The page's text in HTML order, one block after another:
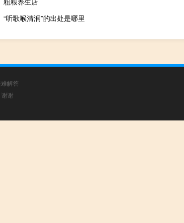
“听歌喉清润”的出处是哪里
解答
谢